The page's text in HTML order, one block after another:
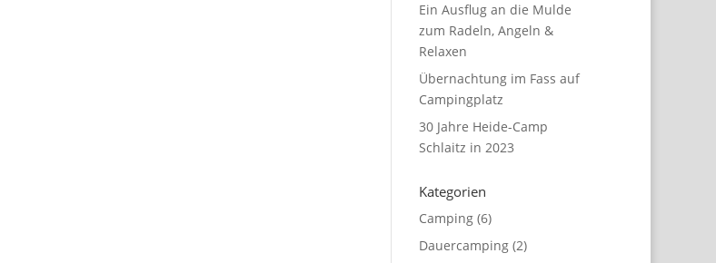
Ein Ausflug an die Mulde
zum Radeln, Angeln &
Relaxen
Übernachtung im Fass auf
Campingplatz
30 Jahre Heide-Camp
Schlaitz in 2023
Kategorien
Camping(6)
Dauercamping(2)